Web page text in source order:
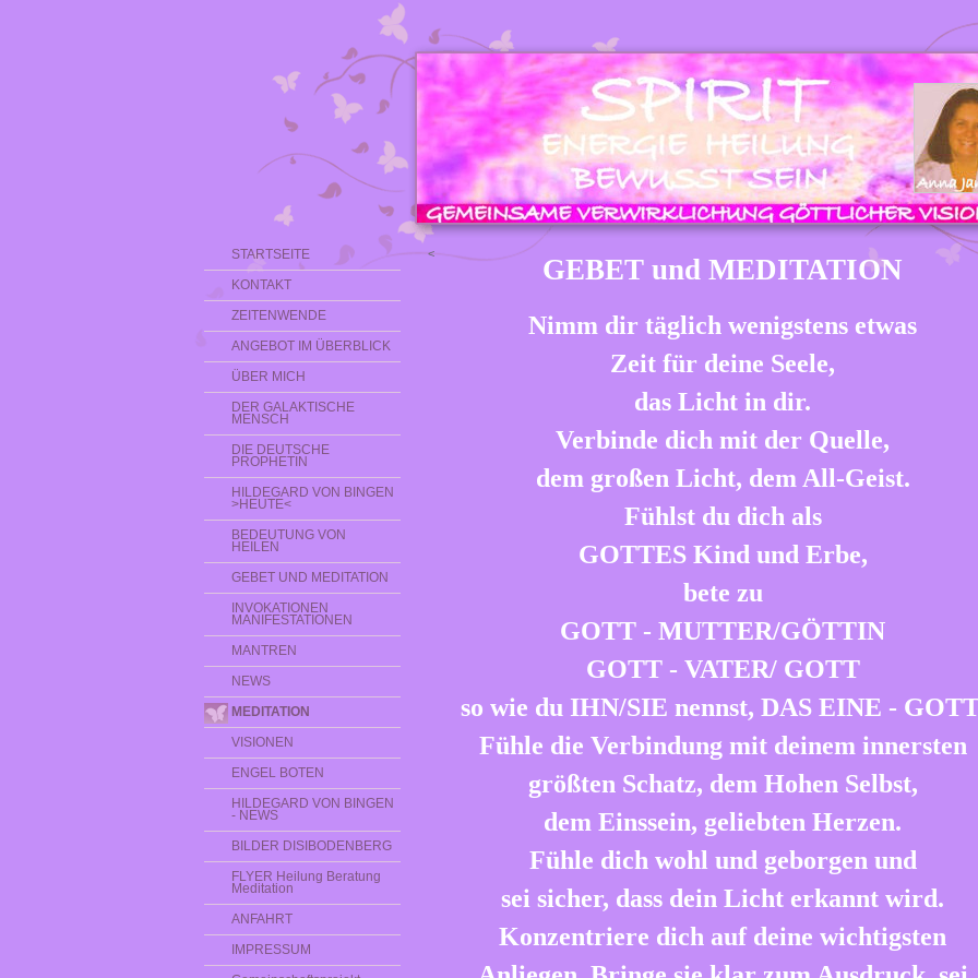
STARTSEITE
KONTAKT
ZEITENWENDE
ANGEBOT IM ÜBERBLICK
ÜBER MICH
DER GALAKTISCHE
MENSCH
DIE DEUTSCHE
PROPHETIN
HILDEGARD VON BINGEN
>HEUTE<
BEDEUTUNG VON
HEILEN
GEBET UND MEDITATION
INVOKATIONEN
MANIFESTATIONEN
MANTREN
NEWS
MEDITATION
VISIONEN
ENGEL BOTEN
HILDEGARD VON BINGEN
- NEWS
BILDER DISIBODENBERG
FLYER Heilung Beratung
Meditation
ANFAHRT
IMPRESSUM
< GEBET und MEDITATION
Nimm dir täglich wenigstens etwas
Zeit für deine Seele,
das Licht in dir.
Verbinde dich mit der Quelle,
dem großen Licht, dem All-Geist.
Fühlst du dich als
GOTTES Kind und Erbe,
bete zu
GOTT - MUTTER/GÖTTIN
GOTT - VATER/ GOTT
so wie du IHN/SIE nennst, DAS EINE -
Fühle die Verbindung mit deinem innersten
größten Schatz, dem Hohen Selbst,
dem Einssein, geliebten Herzen.
Fühle dich wohl und geborgen und
sei sicher, dass dein Licht erkannt wird.
Konzentriere dich auf deine wichtigsten